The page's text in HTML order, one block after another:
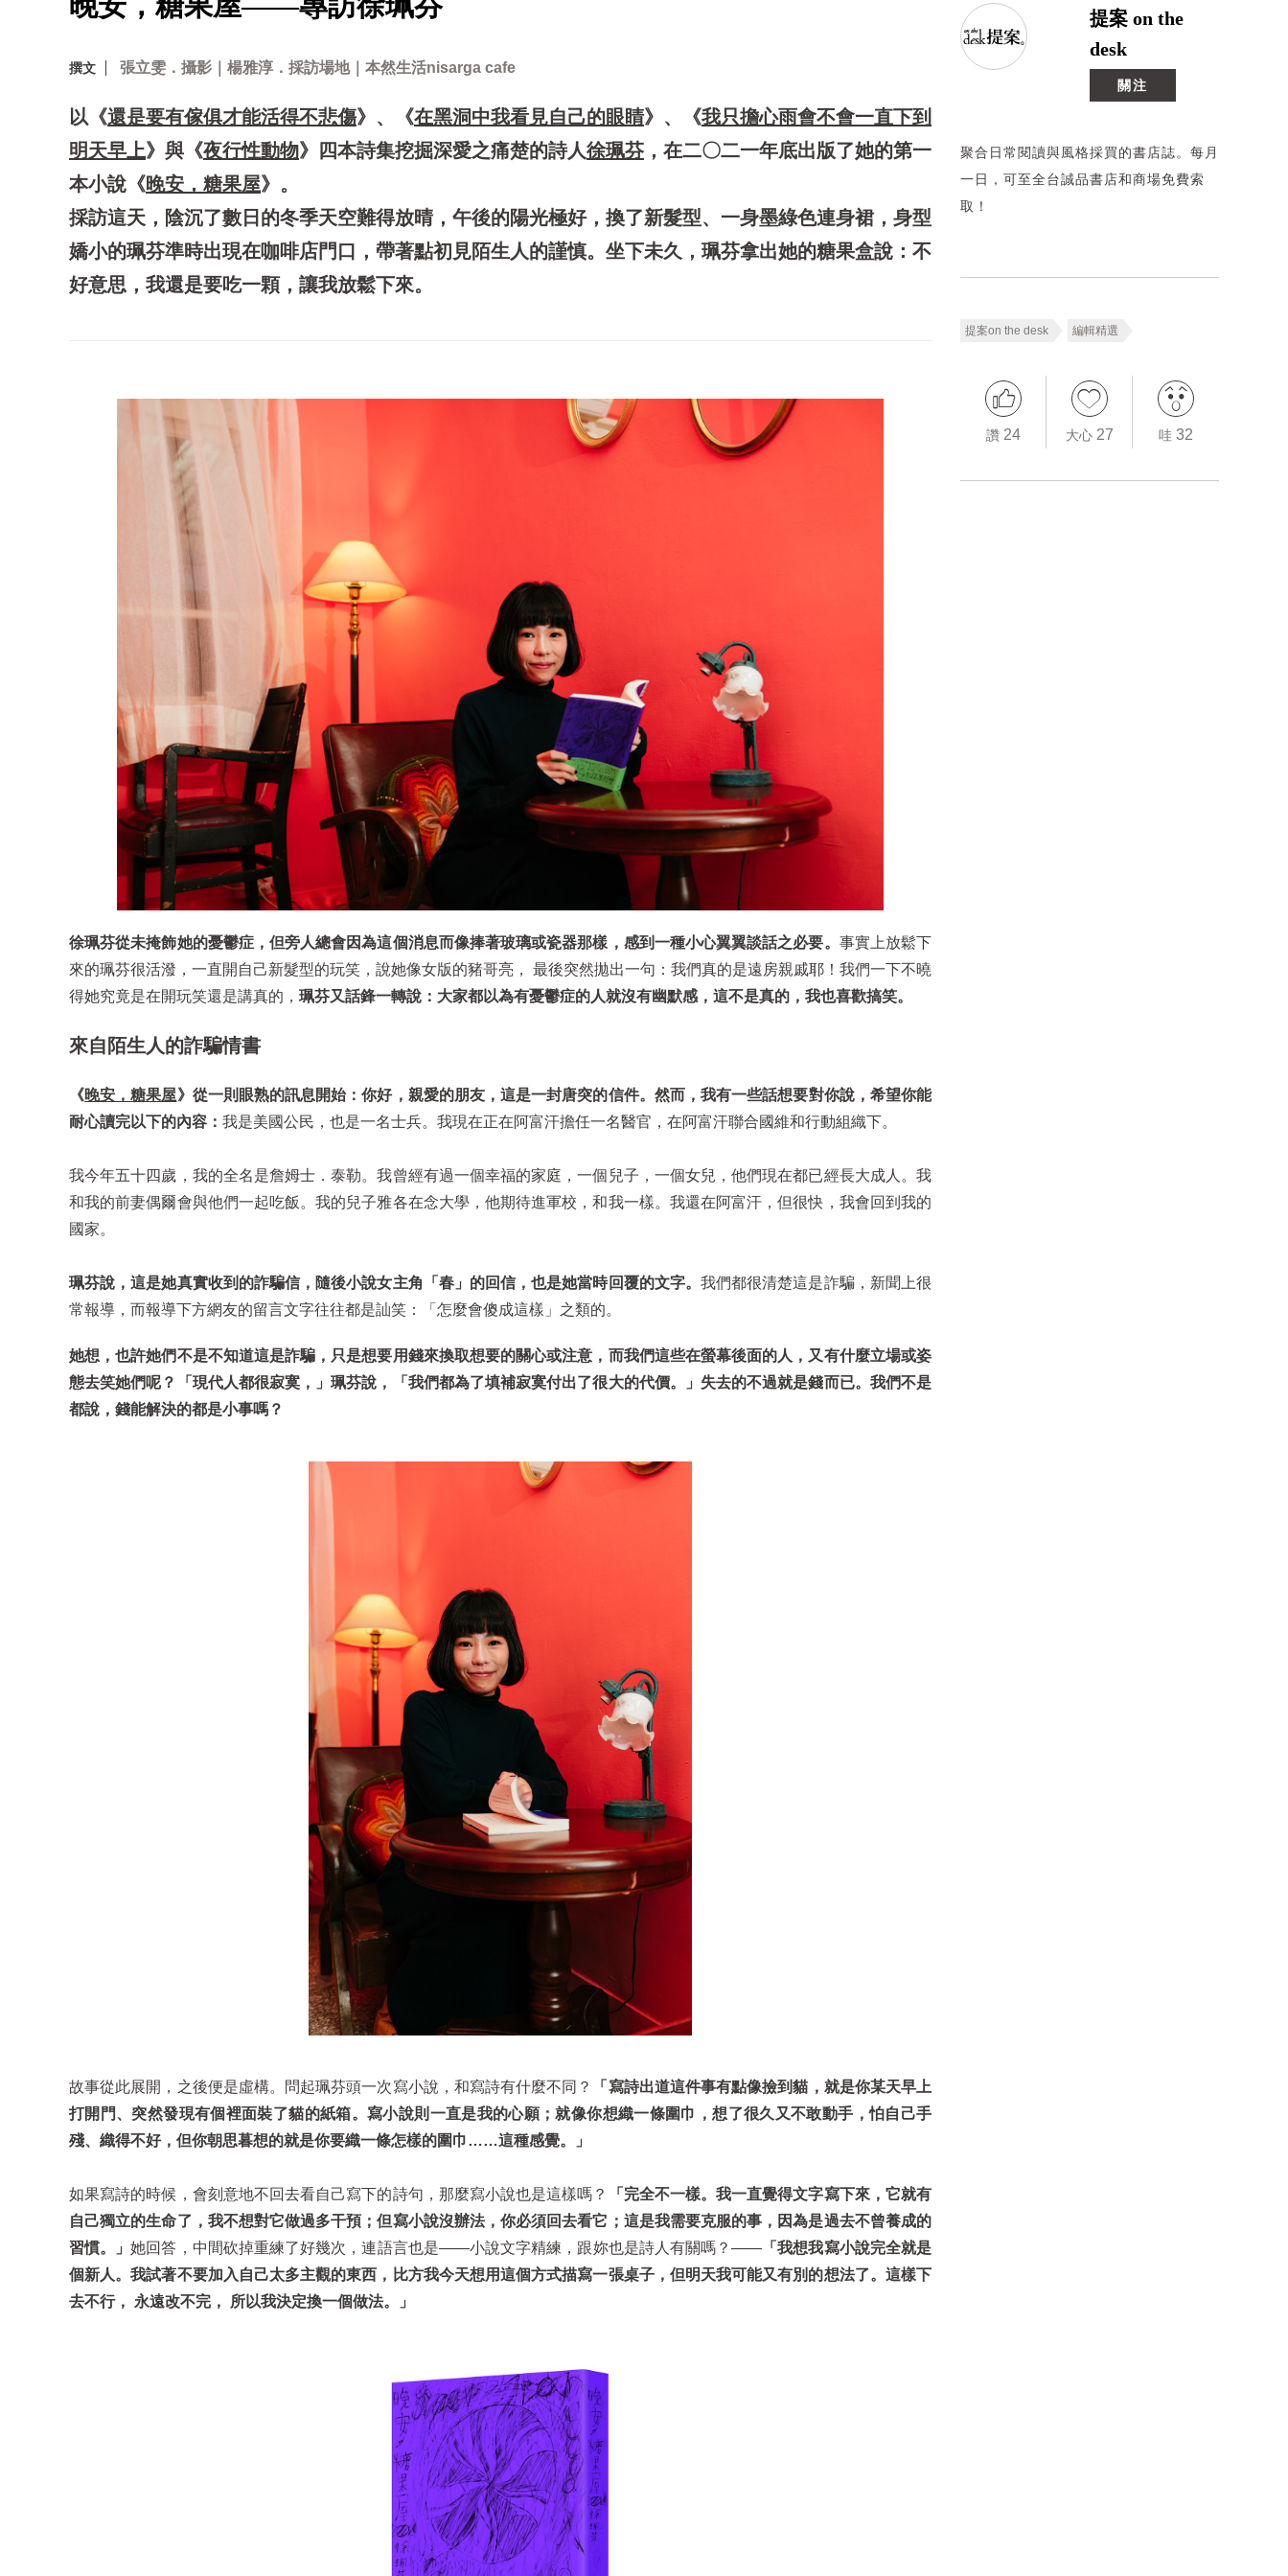
撰文 張立雯．攝影｜楊雅淳．採訪場地｜本然生活nisarga cafe
以 《還是要有傢俱才能活得不悲傷》 、 《在黑洞中我看見自己的眼睛》 、 《我只擔心雨會不會一直下到
明天早上》 與 《夜行性動物》 四本詩集挖掘深愛之痛楚的詩人徐珮芬 ，在二〇二一年底出版了她的第一
本小說 《晚安，糖果屋》 。
採訪這天，陰沉了數日的冬季天空難得放晴，午後的陽光極好，換了新髮型、一身墨綠色連身裙，身型
嬌小的珮芬準時出現在咖啡店門口，帶著點初見陌生人的謹慎。坐下未久，珮芬拿出她的糖果盒說：不
好意思，我還是要吃一顆，讓我放鬆下來。
徐珮芬從未掩飾她的憂鬱症，但旁人總會因為這個消息而像捧著玻璃或瓷器那樣，感到一種小心翼翼談話之必要。 事實上放鬆下
來的珮芬很活潑，一直開自己新髮型的玩笑，說她像女版的豬哥亮， 最後突然拋出一句：我們真的是遠房親戚耶！我們一下不曉
得她究竟是在開玩笑還是講真的， 珮芬又話鋒一轉說：大家都以為有憂鬱症的人就沒有幽默感，這不是真的，我也喜歡搞笑。
來自陌生人的詐騙情書
《晚安，糖果屋》 從一則眼熟的訊息開始：你好，親愛的朋友，這是一封唐突的信件。然而，我有一些話想要對你說，希望你能
耐心讀完以下的內容： 我是美國公民，也是一名士兵。我現在正在阿富汗擔任一名醫官，在阿富汗聯合國維和行動組織下。
我今年五十四歲，我的全名是詹姆士．泰勒。我曾經有過一個幸福的家庭，一個兒子，一個女兒，他們現在都已經長大成人。我
和我的前妻偶爾會與他們一起吃飯。我的兒子雅各在念大學，他期待進軍校，和我一樣。我還在阿富汗，但很快，我會回到我的
國家。
珮芬說，這是她真實收到的詐騙信，隨後小說女主角「春」的回信，也是她當時回覆的文字。 我們都很清楚這是詐騙，新聞上很
常報導，而報導下方網友的留言文字往往都是訕笑：「怎麼會傻成這樣」之類的。
她想，也許她們不是不知道這是詐騙，只是想要用錢來換取想要的關心或注意，而我們這些在螢幕後面的人，又有什麼立場或姿
態去笑她們呢？「現代人都很寂寞，」珮芬說，「我們都為了填補寂寞付出了很大的代價。」失去的不過就是錢而已。我們不是
都說，錢能解決的都是小事嗎？
故事從此展開，之後便是虛構。問起珮芬頭一次寫小說，和寫詩有什麼不同？
「寫詩出道這件事有點像撿到貓，就是你某天早上
打開門、突然發現有個裡面裝了貓的紙箱。寫小說則一直是我的心願；就像你想織一條圍巾，想了很久又不敢動手，怕自己手
殘、織得不好，但你朝思暮想的就是你要織一條怎樣的圍巾……這種感覺。」
如果寫詩的時候，會刻意地不回去看自己寫下的詩句，那麼寫小說也是這樣嗎？
「完全不一樣。我一直覺得文字寫下來，它就有
自己獨立的生命了，我不想對它做過多干預；但寫小說沒辦法，你必須回去看它；這是我需要克服的事，因為是過去不曾養成的
習慣。」她回答，中間砍掉重練了好幾次，連語言也是——小說文字精練，跟妳也是詩人有關嗎？—— 「我想我寫小說完全就是
個新人。我試著不要加入自己太多主觀的東西，比方我今天想用這個方式描寫一張桌子，但明天我可能又有別的想法了。這樣下
去不行， 永遠改不完， 所以我決定換一個做法。」
提案 on the
desk
關注
聚合日常閱讀與風格採買的書店誌。每月
一日，可至全台誠品書店和商場免費索
取！
提案on the desk 編輯精選
讚 24 大心 27 哇 32